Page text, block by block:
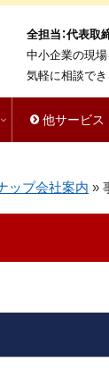
全担当：代表取
中小企業の現場
気軽に相談で
他サービス
ップ会社案内 »